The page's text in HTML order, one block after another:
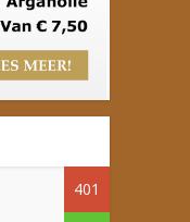
401